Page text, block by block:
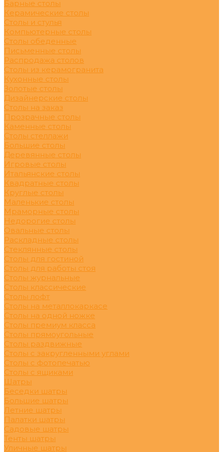
Барные столы
Керамические столы
Столы и стулья
Компьютерные столы
Столы обеденные
Письменные столы
Распродажа столов
Столы из керамогранита
Кухонные столы
Золотые столы
Дизайнерские столы
Столы на заказ
Прозрачные столы
Каменные столы
Столы стеллажи
Большие столы
Деревянные столы
Игровые столы
Итальянские столы
Квадратные столы
Круглые столы
Маленькие столы
Мраморные столы
Недорогие столы
Овальные столы
Раскладные столы
Стеклянные столы
Столы для гостиной
Столы для работы стоя
Столы журнальные
Столы классические
Столы лофт
Столы на металлокаркасе
Столы на одной ножке
Столы премиум класса
Столы прямоугольные
Столы раздвижные
Столы с закругленными углами
Столы с фотопечатью
Столы с ящиками
Шатры
Беседки шатры
Большие шатры
Летние шатры
Палатки шатры
Садовые шатры
Тенты шатры
Уличные шатры